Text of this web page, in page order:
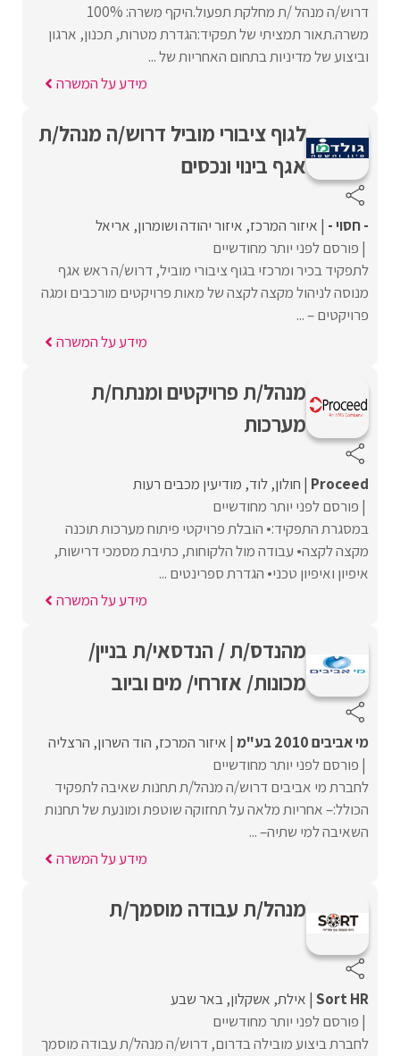
דרוש/ה מנהל /ת מחלקת תפעול.היקף משרה: 100%
משרה.תאור תמציתי של תפקיד:הגדרת מטרות, תכנון, ארגון
וביצוע של מדיניות בתחום האחריות של ...
מידע על המשרה
לגוף ציבורי מוביל דרוש/ה מנהל/ת
אגף בינוי ונכסים
- חסוי - איזור המרכז איזור יהודה ושומרון אריאל
פורסם לפני יותר מחודשיים
לתפקיד בכיר ומרכזי בגוף ציבורי מוביל, דרוש/ה ראש אגף
מנוסה לניהול מקצה לקצה של מאות פרויקטים מורכבים ומגה
פרויקטים – ...
מידע על המשרה
מנהל/ת פרויקטים ומנתח/ת
מערכות
Proceed‏ חולון לוד מודיעין מכבים רעות
פורסם לפני יותר מחודשיים
במסגרת התפקיד:• הובלת פרויקטי פיתוח מערכות תוכנה
מקצה לקצה• עבודה מול הלקוחות, כתיבת מסמכי דרישות,
איפיון ואיפיון טכני• הגדרת ספרינטים ...
מידע על המשרה
מהנדס/ת / הנדסאי/ת בניין/
מכונות/ אזרחי/ מים וביוב
מי אביבים 2010 בע"מ איזור המרכז הוד השרון הרצליה
פורסם לפני יותר מחודשיים
לחברת מי אביבים דרוש/ה מנהל/ת תחנות שאיבה לתפקיד
הכולל:– אחריות מלאה על תחזוקה שוטפת ומונעת של תחנות
השאיבה למי שתיה– ...
מידע על המשרה
מנהל/ת עבודה מוסמך/ת
Sort HR אילת אשקלון באר שבע
פורסם לפני יותר מחודשיים
לחברת ביצוע מובילה בדרום, דרוש/ה מנהל/ת עבודה מוסמך